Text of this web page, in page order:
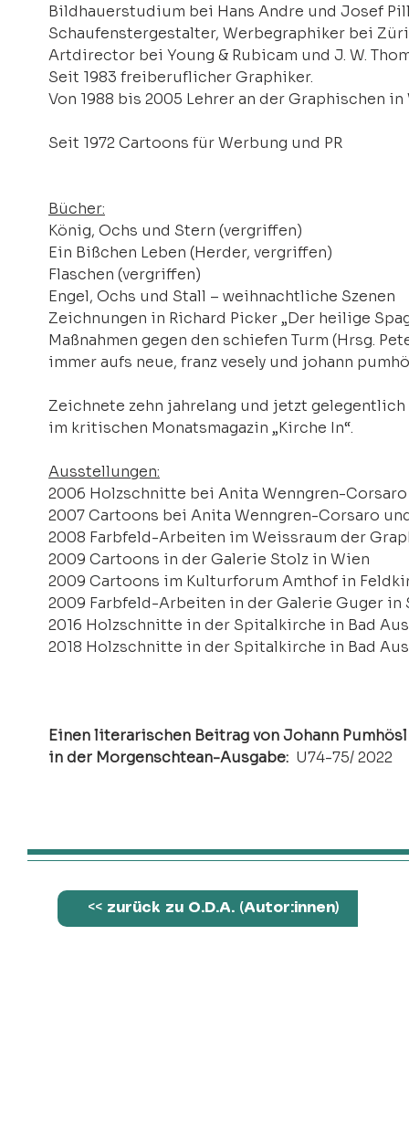
Bildhauerstudium bei Hans Andre und Josef
Schaufenstergestalter, Werbegraphiker bei
Artdirector bei Young & Rubicam und J. W.
Seit 1983 freiberuflicher Graphiker.
Von 1988 bis 2005 Lehrer an der Graphischen in
Seit 1972 Cartoons für Werbung und PR
Bücher:
König, Ochs und Stern (vergriffen)
Ein Bißchen Leben (Herder, vergriffen)
Flaschen (vergriffen)
Engel, Ochs und Stall – weihnachtliche Szenen
Zeichnungen in Richard Picker „Der heilige
Maßnahmen gegen den schiefen Turm (Hrsg.
immer aufs neue, franz vesely und johann
Zeichnete zehn jahrelang und jetzt
im kritischen Monatsmagazin „Kirche In“.
Ausstellungen:
2006 Holzschnitte bei Anita Wenngren-
2007 Cartoons bei Anita Wenngren-Corsaro
2008 Farbfeld-Arbeiten im Weissraum der
2009 Cartoons in der Galerie Stolz in Wien
2009 Cartoons im Kulturforum Amthof in
2009 Farbfeld-Arbeiten in der Galerie Guger in
2016 Holzschnitte in der Spitalkirche in Bad
2018 Holzschnitte in der Spitalkirche in Bad
Einen literarischen Beitrag von Johann
in der Morgenschtean-Ausgabe: U74-75/ 2022
<< zurück zu Ö.D.A. (Autor:innen)